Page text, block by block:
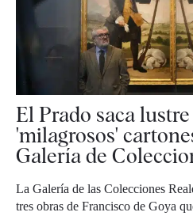
El Prado saca
'milagrosos'
Galería de
La Galería de las Colecciones
tres obras de Francisco de Goya